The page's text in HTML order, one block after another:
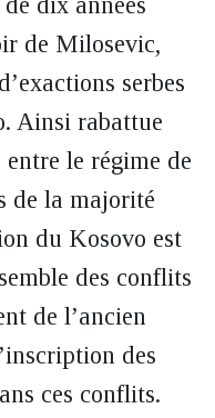
de Milosevic,
serbes
Ainsi rabattue
le régime de
de la majorité
du Kosovo est
des conflits
de l’ancien
des
ces conflits.